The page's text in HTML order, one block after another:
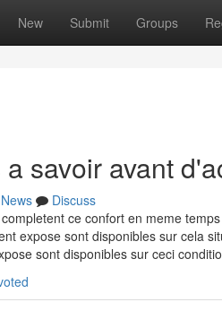
New Submit Groups
savoir avant
News
Discuss
ce confort en meme
expose sont disponibles sur cela
sont disponibles sur ceci